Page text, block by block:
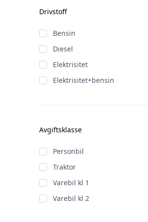
Drivstoff
Bensin
Diesel
Elektrisitet
Elektrisitet+bensin
Avgiftsklasse
Personbil
Traktor
Varebil kl 1
Varebil kl 2